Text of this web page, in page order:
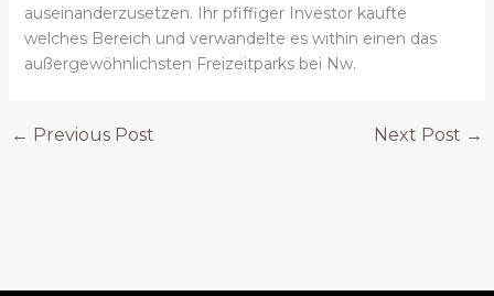
auseinanderzusetzen. Ihr pfiffiger Investor kaufte
welches Bereich und verwandelte es within einen das
außergewöhnlichsten Freizeitparks bei Nw.
← Previous Post Next Post →